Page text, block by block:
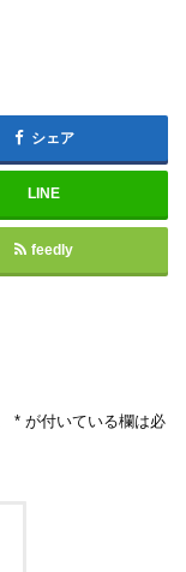
シェア
LINE
feedly
* が付いている欄は必